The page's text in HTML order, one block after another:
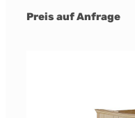
Preis auf Anfrage